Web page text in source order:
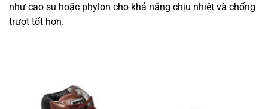
như cao su hoặc phylon cho khả năng chịu nhiệt và chống
trượt tốt hơn.